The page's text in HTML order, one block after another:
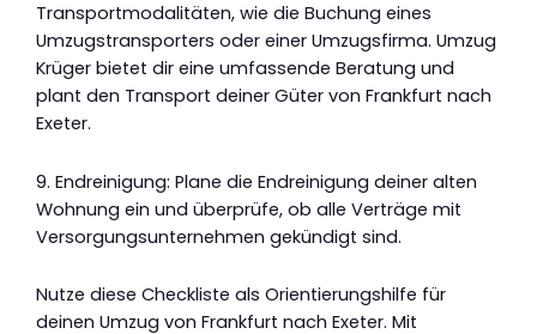
Transportmodalitäten, wie die Buchung eines
Umzugstransporters oder einer Umzugsfirma. Umzug
Krüger bietet dir eine umfassende Beratung und
plant den Transport deiner Güter von Frankfurt nach
Exeter.
9. Endreinigung: Plane die Endreinigung deiner alten
Wohnung ein und überprüfe, ob alle Verträge mit
Versorgungsunternehmen gekündigt sind.
Nutze diese Checkliste als Orientierungshilfe für
deinen Umzug von Frankfurt nach Exeter. Mit